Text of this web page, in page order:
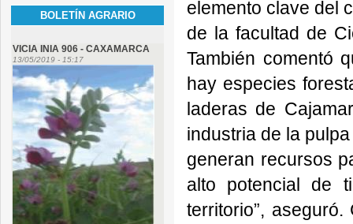
BOLETÍN AGRARIO
VICIA INIA 906 - CAXAMARCA
13/05/2019 - 15:17
elemento clave del
de la facultad de
También comentó
hay especies
laderas de
industria de la
generan recursos
alto potencial de
territorio”,